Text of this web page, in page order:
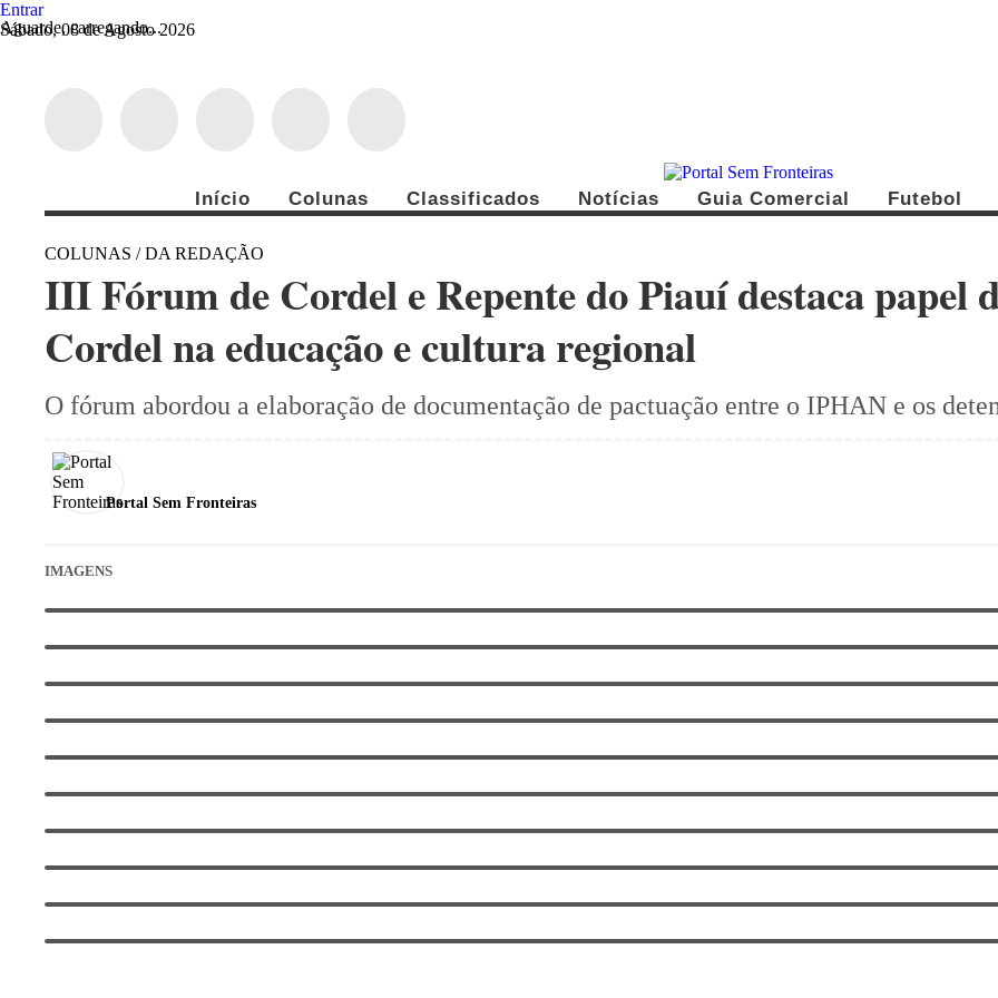
Aguarde, carregando...
Entrar
Sábado, 08 de Agosto 2026
Início Colunas Classificados Notícias Guia Comercial Futebol
COLUNAS / DA REDAÇÃO
III Fórum de Cordel e Repente do Piauí destaca papel
Cordel na educação e cultura regional
O fórum abordou a elaboração de documentação de pactuação entre o IPHAN e os
Portal Sem Fronteiras
IMAGENS